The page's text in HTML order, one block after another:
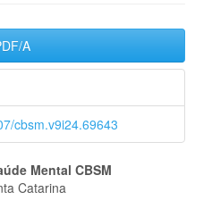
A
cbsm.v9i24.69643
Mental CBSM
Catarina